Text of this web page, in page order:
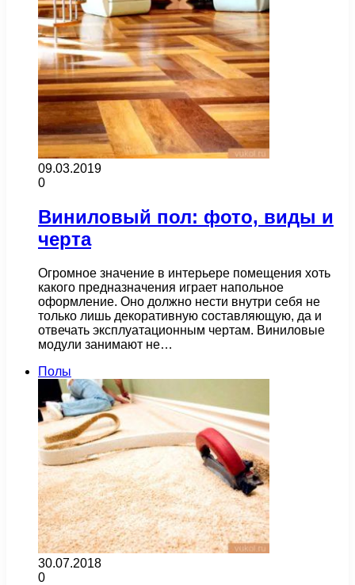
09.03.2019
0
Виниловый пол: фото, виды и
черта
Огромное значение в интерьере помещения хоть
какого предназначения играет напольное
оформление. Оно должно нести внутри себя не
только лишь декоративную составляющую, да и
отвечать эксплуатационным чертам. Виниловые
модули занимают не…
Полы
30.07.2018
0